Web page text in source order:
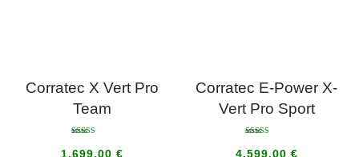
Corratec X Vert Pro
Team
5.00
1.699,00€
Corratec E-Power X-
Vert Pro Sport
5.00
4.599,00 €